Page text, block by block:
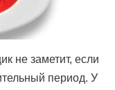
не заметит, если
период. У